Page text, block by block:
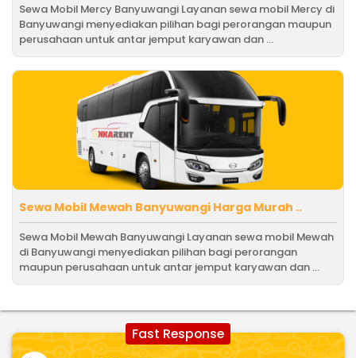
Sewa Mobil Mercy Banyuwangi Layanan sewa mobil Mercy di
Banyuwangi menyediakan pilihan bagi perorangan maupun
perusahaan untuk antar jemput karyawan dan ...
Sewa Mobil Mewah Banyuwangi Harga Murah ..
Sewa Mobil Mewah Banyuwangi Layanan sewa mobil Mewah
di Banyuwangi menyediakan pilihan bagi perorangan
maupun perusahaan untuk antar jemput karyawan dan ...
Fast Response